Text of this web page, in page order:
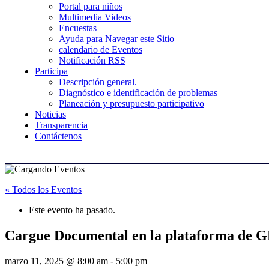
Portal para niños
Multimedia Videos
Encuestas
Ayuda para Navegar este Sitio
calendario de Eventos
Notificación RSS
Participa
Descripción general.
Diagnóstico e identificación de problemas
Planeación y presupuesto participativo
Noticias
Transparencia
Contáctenos
« Todos los Eventos
Este evento ha pasado.
Cargue Documental en la plataforma de
marzo 11, 2025 @ 8:00 am - 5:00 pm